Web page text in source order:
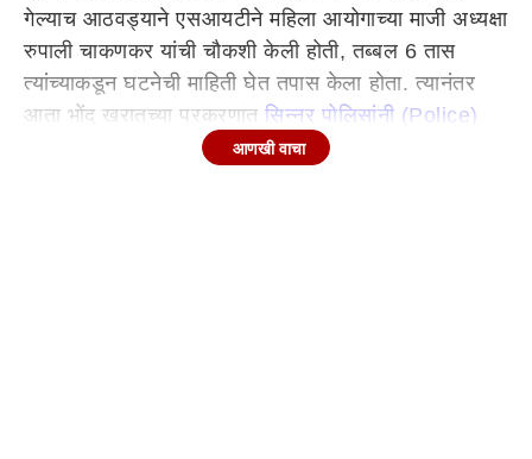
गेल्याच आठवड्याने एसआयटीने महिला आयोगाच्या माजी अध्यक्षा
रुपाली चाकणकर यांची चौकशी केली होती, तब्बल 6 तास
त्यांच्याकडून घटनेची माहिती घेत तपास केला होता. त्यानंतर
आता भोंदू खरातच्या प्रकरणातसिन्नर पोलिसांनी (Police)
शिवनिका संस्थानचे माजी सचिव आणि जगदंबा माता पतसंस्था
आणखी वाचा